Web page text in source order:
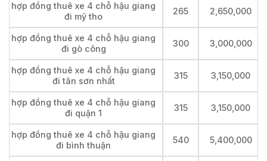
hợp đồng thuê xe 4 chỗ hậu giang
đi mỹ tho
265 2,650,000
hợp đồng thuê xe 4 chỗ hậu giang
đi gò công
300 3,000,000
hợp đồng thuê xe 4 chỗ hậu giang
đi tân sơn nhất
315 3,150,000
hợp đồng thuê xe 4 chỗ hậu giang
đi quận 1
315 3,150,000
hợp đồng thuê xe 4 chỗ hậu giang
đi bình thuận
540 5,400,000